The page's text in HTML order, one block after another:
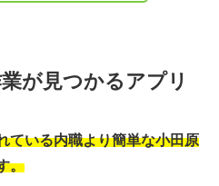
が見つかるアプリ
ている内職より簡単な小田原
。